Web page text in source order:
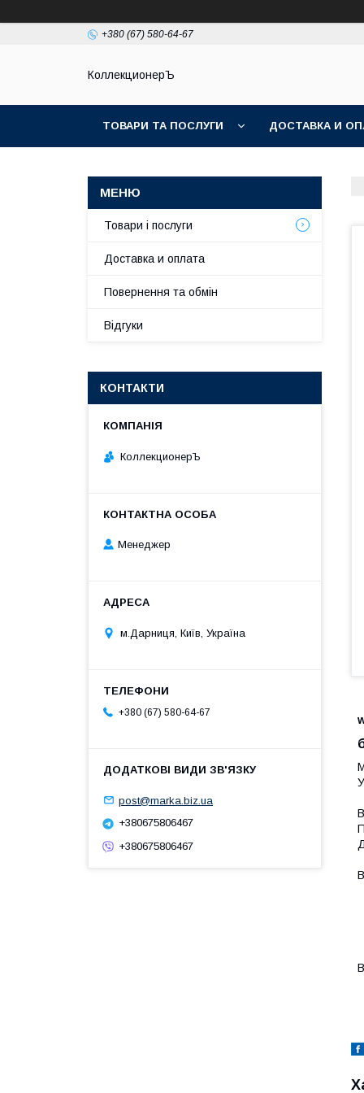
+380 (67) 580-64-67
КоллекционерЪ
ТОВАРИ ТА ПОСЛУГИ ДОСТАВКА И
Товари і послуги
Доставка и оплата
Повернення та обмін
Відгуки
КОНТАКТИ
КоллекционерЪ
Менеджер
м.Дарниця, Київ, Україна
+380 (67) 580-64-67
post@marka.biz.ua
+380675806467
+380675806467